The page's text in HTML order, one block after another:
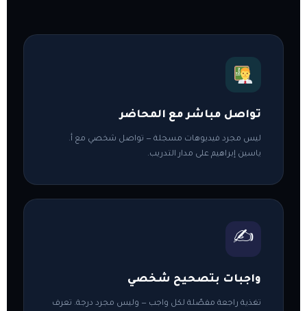
تواصل مباشر مع المحاضر
ليس مجرد فيديوهات مسجلة — تواصل شخصي مع أ.
ياسين إبراهيم على مدار التدريب.
✍️
واجبات بتصحيح شخصي
تغذية راجعة مفصّلة لكل واجب — وليس مجرد درجة. تعرف